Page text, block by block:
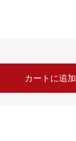
カートに追加